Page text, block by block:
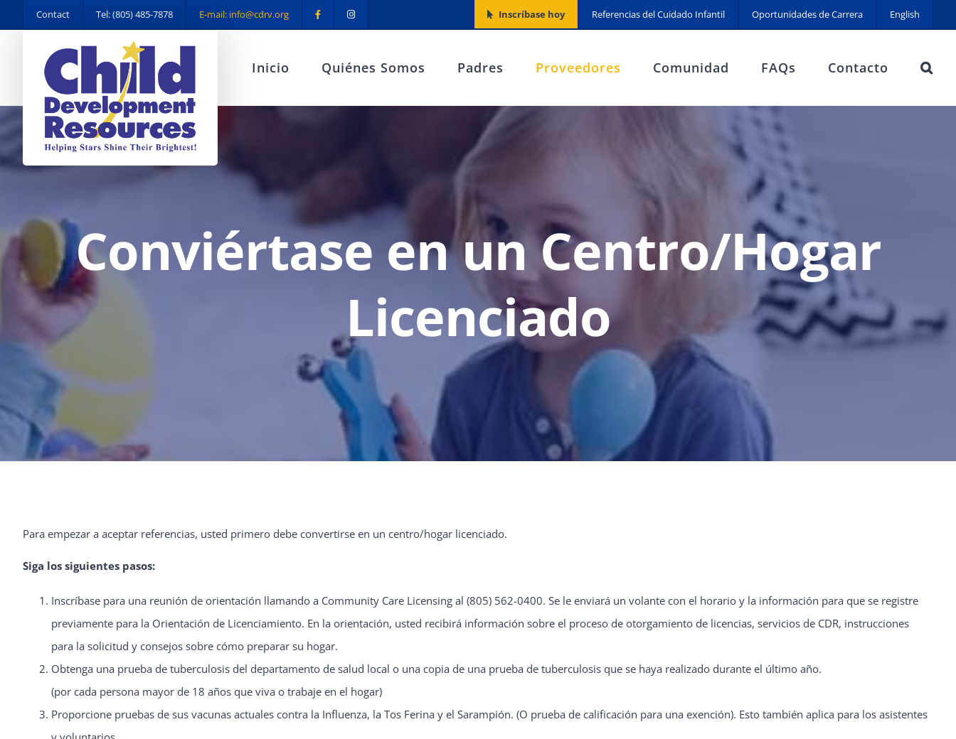
to
Contact Tel: (805) 485-7878 E-mail: info@cdrv.org Inscríbase hoy Referencias del Cuidado Infantil Oportunidades de Carrera English
Inicio Quiénes Somos Padres Proveedores Comunidad FAQs Contacto
Conviértase en un Centro/Hogar
Licenciado
Para empezar a aceptar referencias, usted primero debe convertirse en un centro/hogar licenciado.
Siga los siguientes pasos:
Inscríbase para una reunión de orientación llamando a Community Care Licensing al (805) 562-0400. Se le enviará un volante con el horario y la información para que se registre
previamente para la Orientación de Licenciamiento. En la orientación, usted recibirá información sobre el proceso de otorgamiento de licencias, servicios de CDR, instrucciones
para la solicitud y consejos sobre cómo preparar su hogar.
Obtenga una prueba de tuberculosis del departamento de salud local o una copia de una prueba de tuberculosis que se haya realizado durante el último año.
(por cada persona mayor de 18 años que viva o trabaje en el hogar)
Proporcione pruebas de sus vacunas actuales contra la Influenza, la Tos Ferina y el Sarampión. (O prueba de calificación para una exención). Esto también aplica para los asistentes